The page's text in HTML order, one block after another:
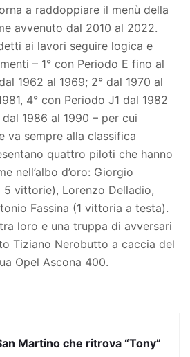
a raddoppiare il menù della
avvenuto dal 2010 al 2022.
ai lavori seguire logica e
– 1° con Periodo E fino al
1962 al 1969; 2° dal 1970 al
4° con Periodo J1 dal 1982
1986 al 1990 – per cui
va sempre alla classifica
quattro piloti che hanno
nell’albo d’oro: Giorgio
vittorie), Lorenzo Delladio,
Fassina (1 vittoria a testa).
loro e una truppa di avversari
Tiziano Nerobutto a caccia del
Opel Ascona 400.
Martino che ritrova “Tony”